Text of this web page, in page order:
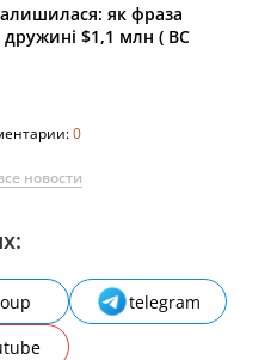
як фраза
$1,1 млн ( ВС
0
новости
telegram